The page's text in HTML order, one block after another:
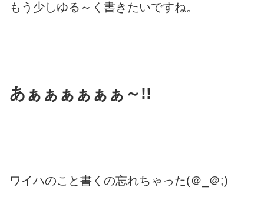
もう少しゆる～く書きたいですね。
あぁぁぁぁぁぁ～!!
ワイハのこと書くの忘れちゃった(＠_＠;)